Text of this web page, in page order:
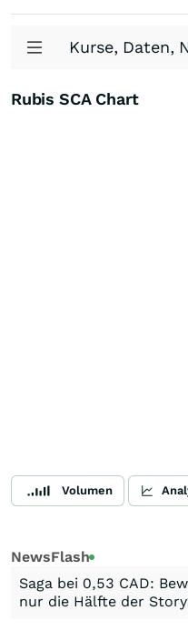
Kurse, Daten,
Rubis SCA Chart
Volumen
NewsFlash
Saga bei 0,53 CAD:
nur die Hälfte der